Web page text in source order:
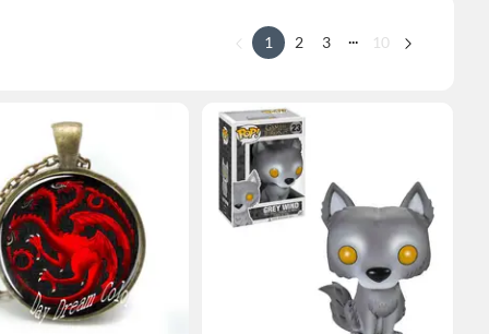
1 2 3 ... 10